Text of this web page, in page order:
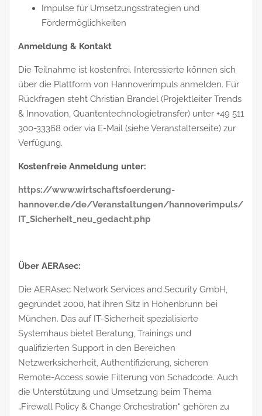
Impulse für Umsetzungsstrategien und
Fördermöglichkeiten
Anmeldung & Kontakt
Die Teilnahme ist kostenfrei. Interessierte können sich
über die Plattform von Hannoverimpuls anmelden. Für
Rückfragen steht Christian Brandel (Projektleiter Trends
& Innovation, Quantentechnologietransfer) unter +49 511
300-33368 oder via E-Mail (siehe Veranstalterseite) zur
Verfügung.
Kostenfreie Anmeldung unter:
https://www.wirtschaftsfoerderung-
hannover.de/de/Veranstaltungen/hannoverimpuls/
IT_Sicherheit_neu_gedacht.php
Über AERAsec:
Die AERAsec Network Services and Security GmbH,
gegründet 2000, hat ihren Sitz in Hohenbrunn bei
München. Das auf IT-Sicherheit spezialisierte
Systemhaus bietet Beratung, Trainings und
qualifizierten Support in den Bereichen
Netzwerksicherheit, Authentifizierung, sicheren
Remote-Access sowie Filterung von Schadcode. Auch
die Unterstützung und Umsetzung beim Thema
„Firewall Policy & Change Orchestration“ gehören zu